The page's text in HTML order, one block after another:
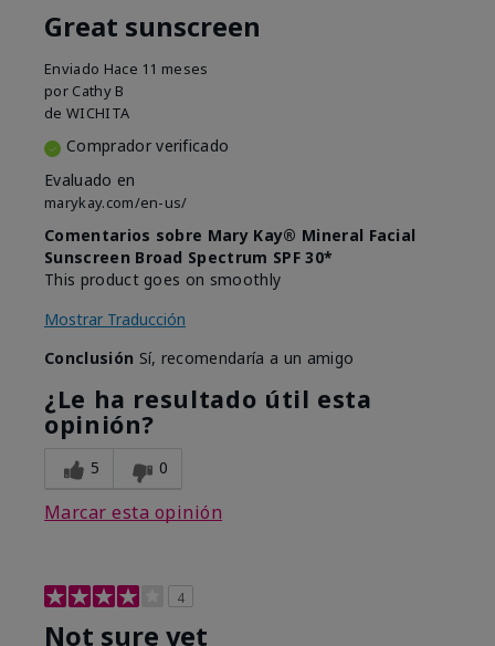
Great sunscreen
Enviado Hace 11 meses
por Cathy B
de WICHITA
Comprador verificado
Evaluado en
marykay.com/en-us/
Comentarios sobre Mary Kay® Mineral Facial
Sunscreen Broad Spectrum SPF 30*
This product goes on smoothly
Mostrar Traducción
Conclusión Sí, recomendaría a un amigo
¿Le ha resultado útil esta
opinión?
5 0
Marcar esta opinión
4
Not sure yet